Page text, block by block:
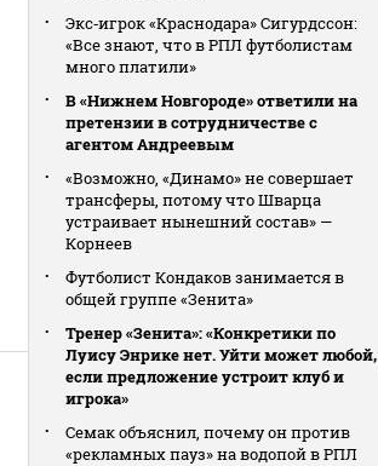
Экс‑игрок «Краснодара» Сигурдссон:
«Все знают, что в РПЛ футболистам
много платили»
В «Нижнем Новгороде» ответили на
претензии в сотрудничестве с
агентом Андреевым
«Возможно, «Динамо» не совершает
трансферы, потому что Шварца
устраивает нынешний состав» —
Корнеев
Футболист Кондаков занимается в
общей группе «Зенита»
Тренер «Зенита»: «Конкретики по
Луису Энрике нет. Уйти может любой,
если предложение устроит клуб и
игрока»
Семак объяснил, почему он против
«рекламных пауз» на водопой в РПЛ